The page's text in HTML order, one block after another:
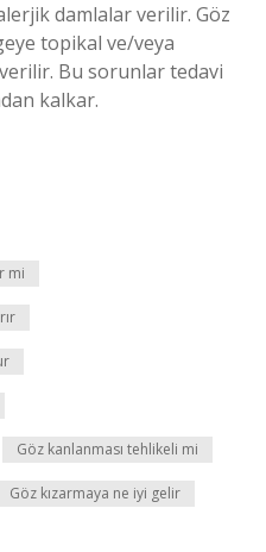
damlalar verilir. Göz
topikal ve/veya
Bu sorunlar tedavi
kalkar.
mi
Göz kanlanması tehlikeli mi
Göz kızarmaya ne iyi gelir